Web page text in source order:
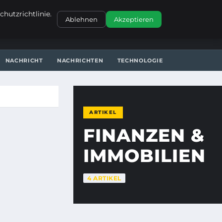
NACHRICHT NACHRICHTEN TECHNOLOGIE
ARTIKEL
FINANZEN &
IMMOBILIEN
4 ARTIKEL
Ablehnen Akzeptieren